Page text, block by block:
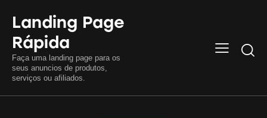
Landing Page
Rápida
Faça uma landing page para os
seus anuncios de produtos,
serviços ou afiliados.